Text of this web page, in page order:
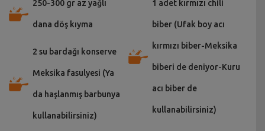
250-300 gr az yağlı
dana döş kıyma
2 su bardağı konserve
Meksika fasulyesi (Ya
da haşlanmış barbunya
kullanabilirsiniz)
1 adet kırmızı chili
biber (Ufak boy acı
kırmızı biber-Meksika
biberi de deniyor-Kuru
acı biber de
kullanabilirsiniz)